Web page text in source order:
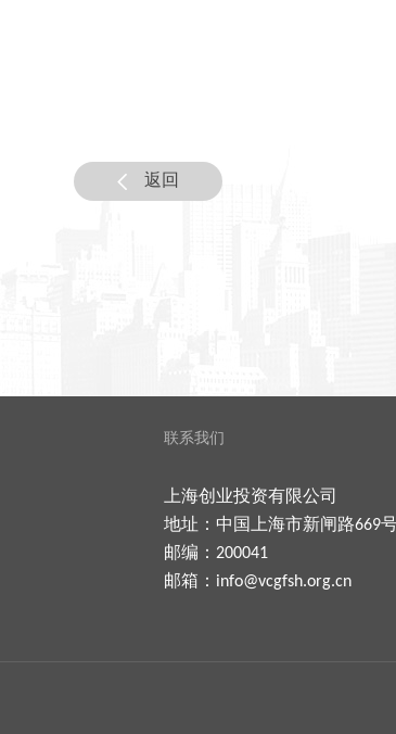
返回
联系我们
上海创业投资有限公司
地址：中国上海市新闸路669
邮编：200041
邮箱： info@vcgfsh.org.cn